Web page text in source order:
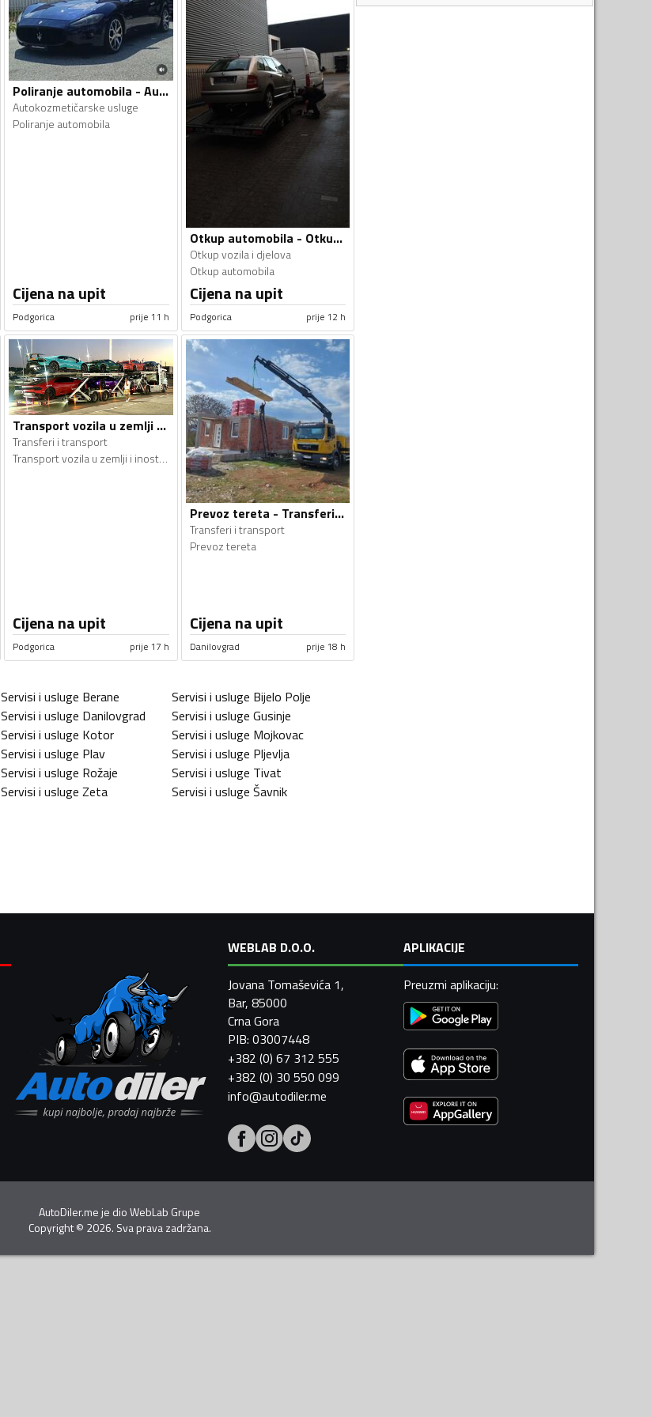
Poliranje automobila - Autokozmetičarske usluge
Autokozmetičarske usluge
Poliranje automobila
Cijena na upit
Podgorica prije 11 h
Otkup automobila - Otkup vozila i djelova
Otkup vozila i djelova
Otkup automobila
Cijena na upit
Podgorica prije 12 h
Transport vozila u zemlji i inostranstvu - Transferi i transport
Transferi i transport
Transport vozila u zemlji i inostranstvu
Cijena na upit
Podgorica prije 17 h
Prevoz tereta - Transferi i transport
Transferi i transport
Prevoz tereta
Cijena na upit
Danilovgrad prije 18 h
Servisi i usluge Berane Servisi i usluge Bijelo Polje
Servisi i usluge Danilovgrad Servisi i usluge Gusinje
Servisi i usluge Kotor Servisi i usluge Mojkovac
Servisi i usluge Plav Servisi i usluge Pljevlja
Servisi i usluge Rožaje Servisi i usluge Tivat
Servisi i usluge Zeta Servisi i usluge Šavnik
WEBLAB D.O.O.
Jovana Tomaševića 1,
Bar, 85000
Crna Gora
PIB: 03007448
+382 (0) 67 312 555
+382 (0) 30 550 099
info@autodiler.me
APLIKACIJE
Preuzmi aplikaciju:
AutoDiler.me je dioWebLab Grupe
Copyright© 2026. Sva prava zadržana.